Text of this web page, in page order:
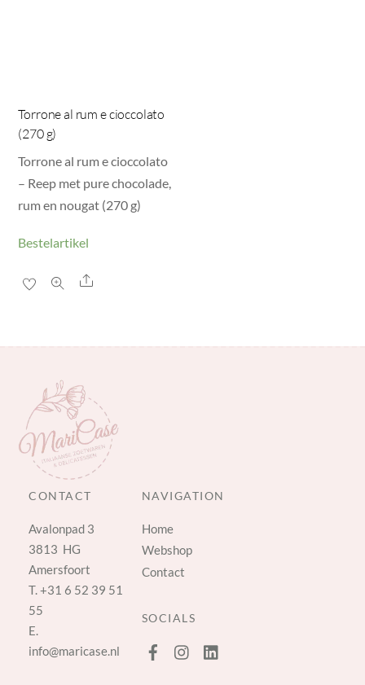
Torrone al rum e cioccolato
(270 g)
Torrone al rum e cioccolato
– Reep met pure chocolade,
rum en nougat (270 g)
Bestelartikel
Share
CONTACT
Avalonpad 3
3813 HG
Amersfoort
T.+31 6 52 39 51
55
E.
info@maricase.nl
NAVIGATION
Home
Webshop
Contact
SOCIALS